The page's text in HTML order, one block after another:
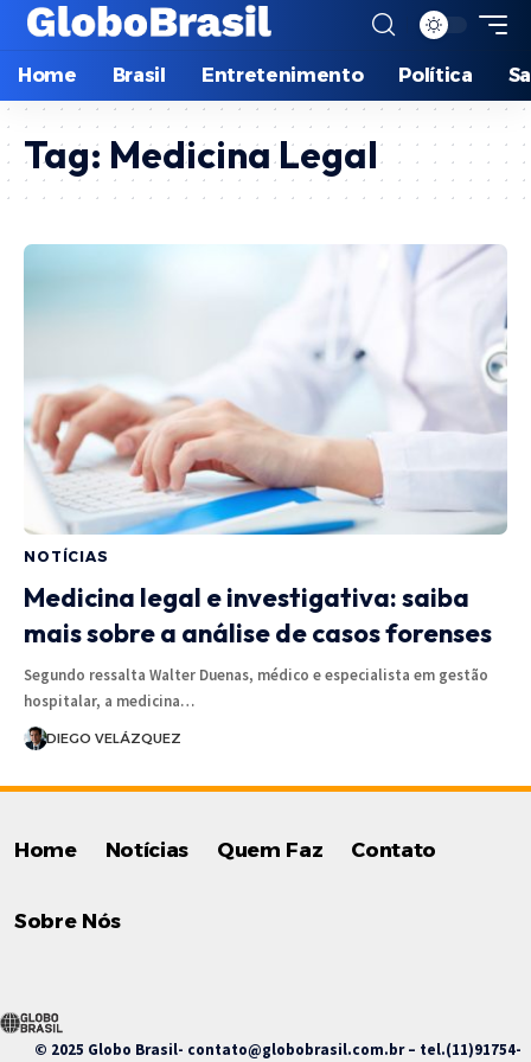
Home Brasil Entretenimento Política
Tag: Medicina Legal
NOTÍCIAS
Medicina legal e investigativa: saiba
mais sobre a análise de casos forenses
Segundo ressalta Walter Duenas, médico e especialista em gestão
hospitalar, a medicina…
DIEGO VELÁZQUEZ
Home Notícias Quem Faz Contato
Sobre Nós
© 2025 Globo Brasil- contato@globobrasil.com.br– tel.(11)91754-